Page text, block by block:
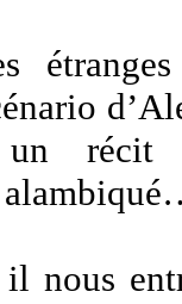
récit
nous